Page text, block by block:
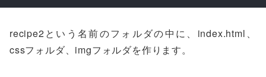
recipe2という名前のフォルダの中に、index.html、
cssフォルダ、imgフォルダを作ります。